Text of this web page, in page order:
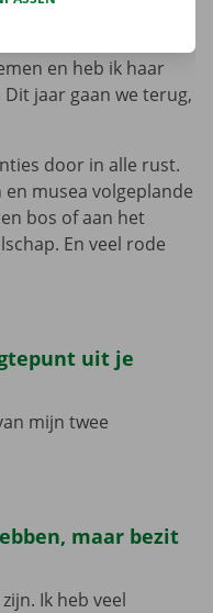
dochter en
en heb ik haar
jaar gaan we terug,
door in alle rust.
musea volgeplande
bos of aan het
En veel rode
uit je
mijn twee
maar bezit
Ik heb veel